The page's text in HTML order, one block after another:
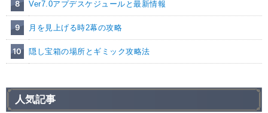
8 Ver7.0アプデスケジュールと最新情報
9 月を見上げる時2幕の攻略
10 隠し宝箱の場所とギミック攻略法
人気記事